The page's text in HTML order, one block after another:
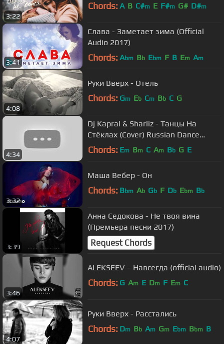
3:22
Chords: A B C#m E F#m G# D#m
3:41
Слава - Заметает зима (Official
Audio 2017)
Chords: Abm Bb Ebm F B Em Am
4:08
Руки Вверх - Отель
Chords: Gm Eb Cm Bb C G
4:34
Dj Kapral & Sharliz - Танцы На
Стёклах (Cover) Russian Dance
Music 2017
Chords: Em Bm C Am Bb G E
3:32
Маша Вебер - Он
Chords: Bbm Ab Gb F Db Ebm Bb
3:39
Анна Седокова - Не твоя вина
(Премьера песни 2017)
Request Chords
3:46
ALEKSEEV – Навсегда (official audio)
Chords: G Am E Dm F Em C
4:07
Руки Вверх - Расстались
Chords: Dm Bb Am Gm Ebm Bbm B